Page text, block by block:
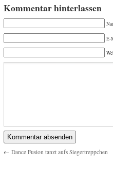
Kommentar hinterlassen
E-
← Dance Fusion tanzt aufs Siegertreppchen